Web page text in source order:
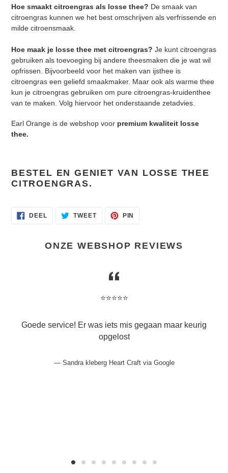
Hoe smaakt citroengras als losse thee? De smaak van
citroengras kunnen we het best omschrijven als verfrissende en
milde citroensmaak.
Hoe maak je losse thee met citroengras? Je kunt citroengras
gebruiken als toevoeging bij andere theesmaken die je wat wil
opfrissen. Bijvoorbeeld voor het maken van ijsthee is
citroengras een geliefd smaakmaker. Maar ook als warme thee
kun je citroengras gebruiken om pure citroengras-kruidenthee
van te maken. Volg hiervoor het onderstaande zetadvies.
Earl Orange is de webshop voor premium kwaliteit losse
thee.
BESTEL EN GENIET VAN LOSSE THEE
CITROENGRAS.
DEEL DELEN TWEETTWEET
PIN
ONZE WEBSHOP REVIEWS
⭐️⭐️⭐️⭐️⭐️
Goede service! Er was iets mis gegaan maar keurig
opgelost
Sandra kleberg Heart Craft via Google